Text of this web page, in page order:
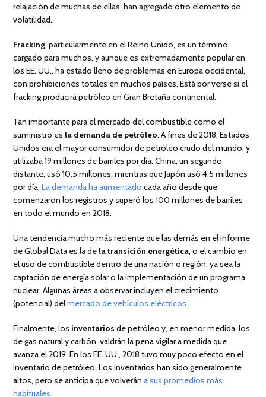
relajación de muchas de ellas, han agregado otro elemento de
volatilidad.
Fracking, particularmente en el Reino Unido, es un término
cargado para muchos, y aunque es extremadamente popular en
los EE. UU., ha estado lleno de problemas en Europa occidental,
con prohibiciones totales en muchos países. Está por verse si el
fracking producirá petróleo en Gran Bretaña continental.
Tan importante para el mercado del combustible como el
suministro es la demanda de petróleo. A fines de 2018, Estados
Unidos era el mayor consumidor de petróleo crudo del mundo, y
utilizaba 19 millones de barriles por día. China, un segundo
distante, usó 10,5 millones, mientras que Japón usó 4,5 millones
por día.La demanda ha aumentado cada año desde que
comenzaron los registros y superó los 100 millones de barriles
en todo el mundo en 2018.
Una tendencia mucho más reciente que las demás en el informe
de Global Data es la de la transición energética, o el cambio en
el uso de combustible dentro de una nación o región, ya sea la
captación de energía solar o la implementación de un programa
nuclear. Algunas áreas a observar incluyen el crecimiento
(potencial) delmercado de vehículos eléctricos.
Finalmente, los inventarios de petróleo y, en menor medida, los
de gas natural y carbón, valdrán la pena vigilar a medida que
avanza el 2019. En los EE. UU., 2018 tuvo muy poco efecto en el
inventario de petróleo. Los inventarios han sido generalmente
altos, pero se anticipa que volverána sus promedios más
habituales.